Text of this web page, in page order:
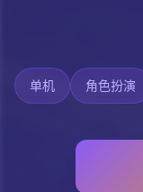
单机 角色扮演